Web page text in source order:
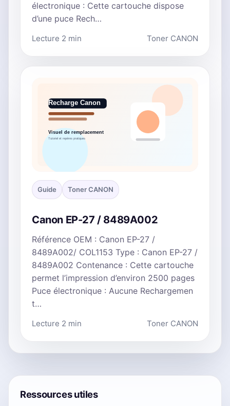
électronique : Cette cartouche dispose
d’une puce Rech…
Lecture 2 min Toner CANON
Guide Toner CANON
Canon EP-27 / 8489A002
Référence OEM : Canon EP-27 /
8489A002/ COL1153 Type : Canon EP-27 /
8489A002 Contenance : Cette cartouche
permet l’impression d’environ 2500 pages
Puce électronique : Aucune Rechargemen
t…
Lecture 2 min Toner CANON
Ressources utiles